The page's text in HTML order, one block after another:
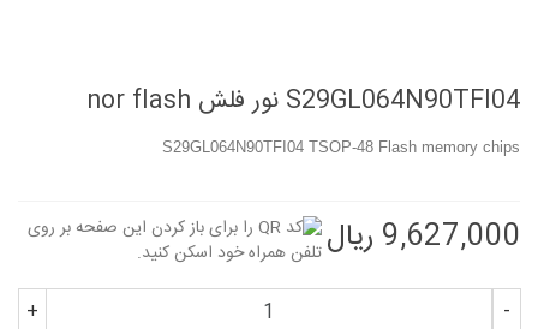
S29GL064N90TFI04 نور فلش nor flash
S29GL064N90TFI04 TSOP-48 Flash memory chips
9,627,000 ریال
-
+